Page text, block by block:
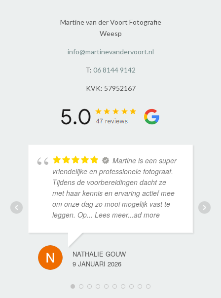
Martine van der Voort Fotografie
Weesp
info@martinevandervoort.nl
T: 06 8144 9142
KVK: 57952167
Martine is een super
vriendelijke en professionele fotograaf.
Tijdens de voorbereidingen dacht ze
met haar kennis en ervaring actief mee
om onze dag zo mooi mogelijk vast te
leggen. Op... Lees meer...ad more
NATHALIE GOUW
9 JANUARI 2026